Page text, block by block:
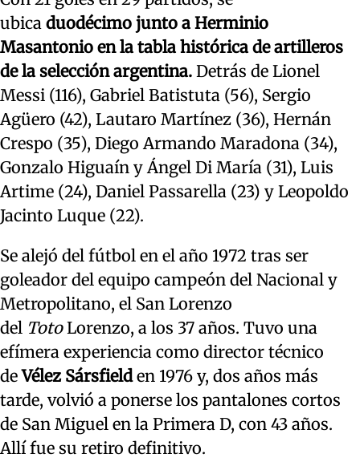
ubica duodécimo junto a Herminio
Masantonio en la tabla histórica de artilleros
de la selección argentina. Detrás de Lionel
Messi (116), Gabriel Batistuta (56), Sergio
Agüero (42), Lautaro Martínez (36), Hernán
Crespo (35), Diego Armando Maradona (34),
Gonzalo Higuaín y Ángel Di María (31), Luis
Artime (24), Daniel Passarella (23) y Leopoldo
Jacinto Luque (22).
Se alejó del fútbol en el año 1972 tras ser
goleador del equipo campeón del Nacional y
Metropolitano, el San Lorenzo
del TotoLorenzo, a los 37 años. Tuvo una
efímera experiencia como director técnico
deVélez Sársfielden 1976 y, dos años más
tarde, volvió a ponerse los pantalones cortos
de San Miguel en la Primera D, con 43 años.
Allí fue su retiro definitivo.